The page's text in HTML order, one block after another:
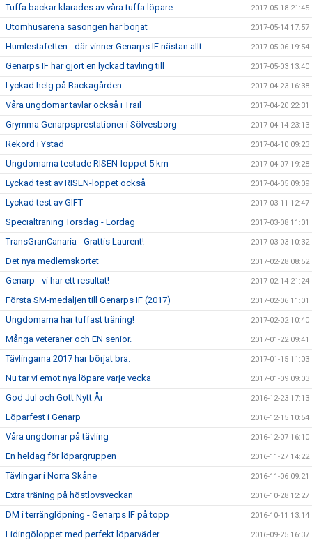
Tuffa backar klarades av våra tuffa löpare 2017-05-18 21:45
Utomhusarena säsongen har börjat 2017-05-14 17:57
Humlestafetten - där vinner Genarps IF nästan allt 2017-05-06 19:54
Genarps IF har gjort en lyckad tävling till 2017-05-03 13:40
Lyckad helg på Backagården 2017-04-23 16:38
Våra ungdomar tävlar också i Trail 2017-04-20 22:31
Grymma Genarpsprestationer i Sölvesborg 2017-04-14 23:13
Rekord i Ystad 2017-04-10 09:23
Ungdomarna testade RISEN-loppet 5 km 2017-04-07 19:28
Lyckad test av RISEN-loppet också 2017-04-05 09:09
Lyckad test av GIFT 2017-03-11 12:47
Specialträning Torsdag - Lördag 2017-03-08 11:01
TransGranCanaria - Grattis Laurent! 2017-03-03 10:32
Det nya medlemskortet 2017-02-28 08:52
Genarp - vi har ett resultat! 2017-02-14 21:24
Första SM-medaljen till Genarps IF (2017) 2017-02-06 11:01
Ungdomarna har tuffast träning! 2017-02-02 10:40
Många veteraner och EN senior. 2017-01-22 09:41
Tävlingarna 2017 har börjat bra. 2017-01-15 11:03
Nu tar vi emot nya löpare varje vecka 2017-01-09 09:03
God Jul och Gott Nytt År 2016-12-23 17:13
Löparfest i Genarp 2016-12-15 10:54
Våra ungdomar på tävling 2016-12-07 16:10
En heldag för löpargruppen 2016-11-27 14:22
Tävlingar i Norra Skåne 2016-11-06 09:21
Extra träning på höstlovsveckan 2016-10-28 12:27
DM i terränglöpning - Genarps IF på topp 2016-10-11 13:14
Lidingöloppet med perfekt löparväder 2016-09-25 16:37